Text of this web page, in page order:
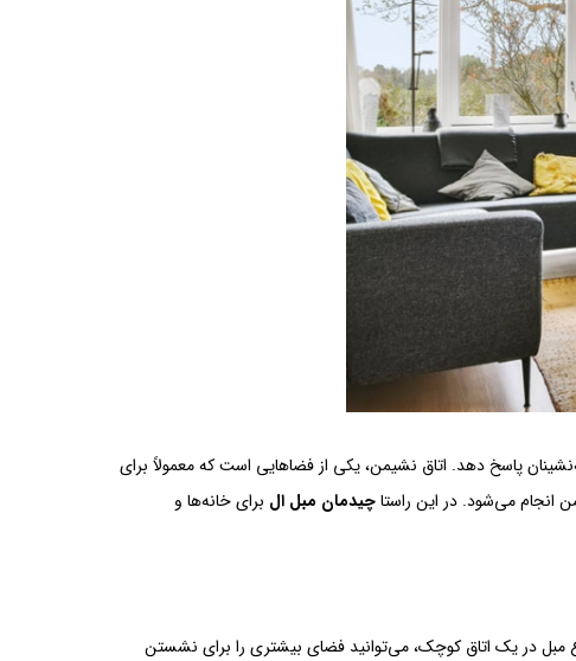
پاسخ دهد. اتاق نشیمن، یکی از فضاهایی است که معمولاً برای
انجام می‌شود. در این راستاچیدمان مبل ال برای خانه‌ها و
مبل در یک اتاق کوچک، می‌توانید فضای بیشتری را برای نشستن